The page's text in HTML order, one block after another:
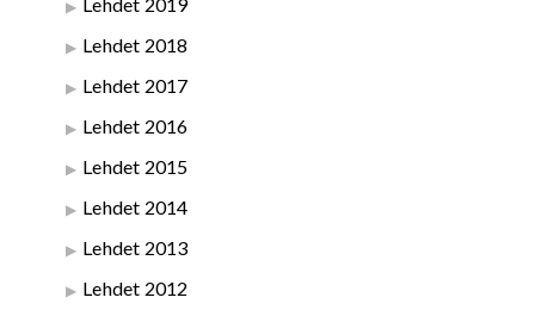
Lehdet 2018
Lehdet 2017
Lehdet 2016
Lehdet 2015
Lehdet 2014
Lehdet 2013
Lehdet 2012